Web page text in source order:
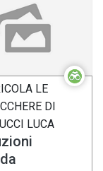
LE
DI
LUCA